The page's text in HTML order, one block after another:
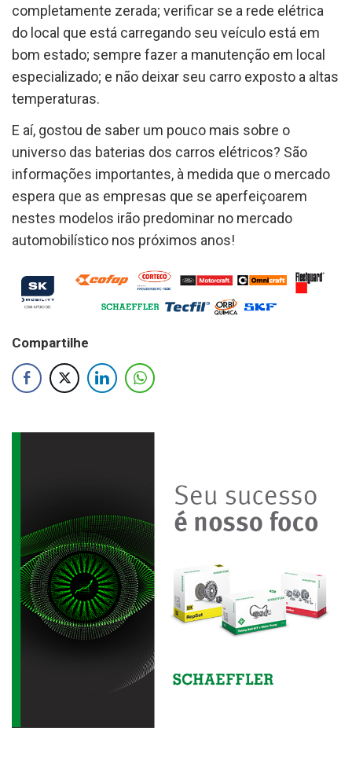
completamente zerada; verificar se a rede elétrica
do local que está carregando seu veículo está em
bom estado; sempre fazer a manutenção em local
especializado; e não deixar seu carro exposto a altas
temperaturas.
E aí, gostou de saber um pouco mais sobre o
universo das baterias dos carros elétricos? São
informações importantes, à medida que o mercado
espera que as empresas que se aperfeiçoarem
nestes modelos irão predominar no mercado
automobilístico nos próximos anos!
Compartilhe